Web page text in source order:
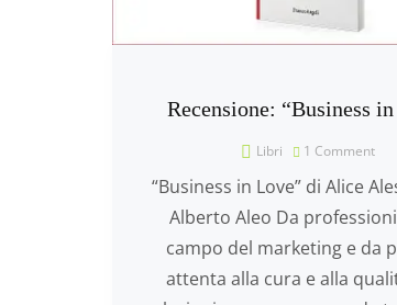
Recensione: “Business
Libri 1 Comment
“Business in Love” di Alice
Alberto Aleo Da
campo del marketing e da
attenta alla cura e alla